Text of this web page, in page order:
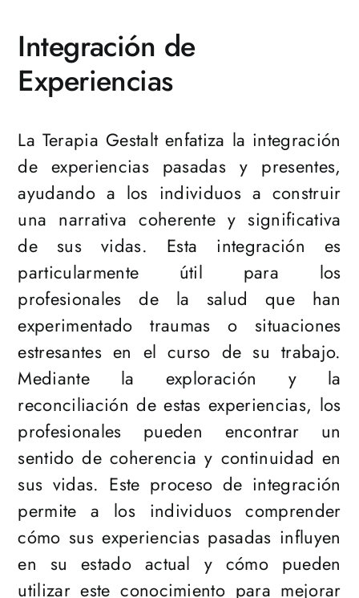
Integración de
Experiencias
La Terapia Gestalt enfatiza la integración
de experiencias pasadas y presentes,
ayudando a los individuos a construir
una narrativa coherente y significativa
de sus vidas. Esta integración es
particularmente útil para los
profesionales de la salud que han
experimentado traumas o situaciones
estresantes en el curso de su trabajo.
Mediante la exploración y la
reconciliación de estas experiencias, los
profesionales pueden encontrar un
sentido de coherencia y continuidad en
sus vidas. Este proceso de integración
permite a los individuos comprender
cómo sus experiencias pasadas influyen
en su estado actual y cómo pueden
utilizar este conocimiento para mejorar